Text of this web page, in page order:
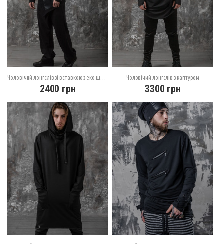
2400 грн
Чоловічий лонгслів з каптуром
3300 грн